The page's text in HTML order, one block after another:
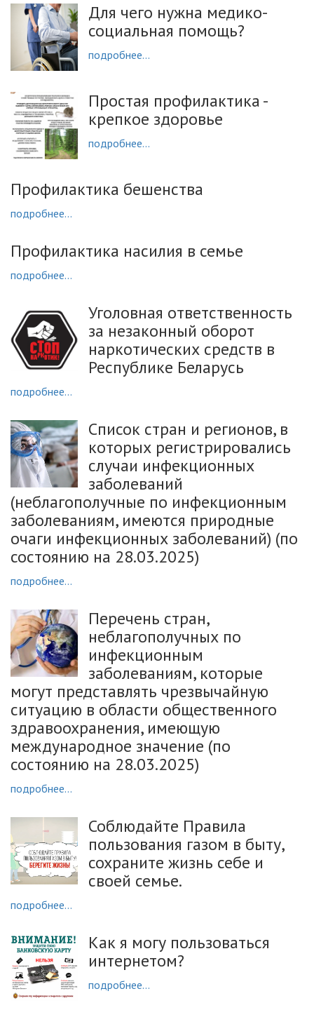
Для чего нужна медико-
социальная помощь?
подробнее...
Простая профилактика -
крепкое здоровье
подробнее...
Профилактика бешенства
подробнее...
Профилактика насилия в семье
подробнее...
Уголовная ответственность
за незаконный оборот
наркотических средств в
Республике Беларусь
подробнее...
Список стран и регионов, в
которых регистрировались
случаи инфекционных
заболеваний
(неблагополучные по инфекционным
заболеваниям, имеются природные
очаги инфекционных заболеваний) (по
состоянию на 28.03.2025)
подробнее...
Перечень стран,
неблагополучных по
инфекционным
заболеваниям, которые
могут представлять чрезвычайную
ситуацию в области общественного
здравоохранения, имеющую
международное значение (по
состоянию на 28.03.2025)
подробнее...
Соблюдайте Правила
пользования газом в быту,
сохраните жизнь себе и
своей семье.
подробнее...
Как я могу пользоваться
интернетом?
подробнее...